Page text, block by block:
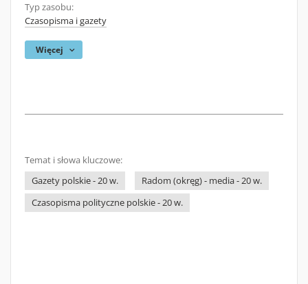
Typ zasobu:
Czasopisma i gazety
Więcej
Temat i słowa kluczowe:
Gazety polskie - 20 w.
Radom (okręg) - media - 20 w.
Czasopisma polityczne polskie - 20 w.